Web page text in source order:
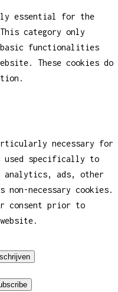
essential for the
category only
basic functionalities
These cookies do
necessary for
used specifically to
analytics, ads, other
non-necessary cookies.
consent prior to